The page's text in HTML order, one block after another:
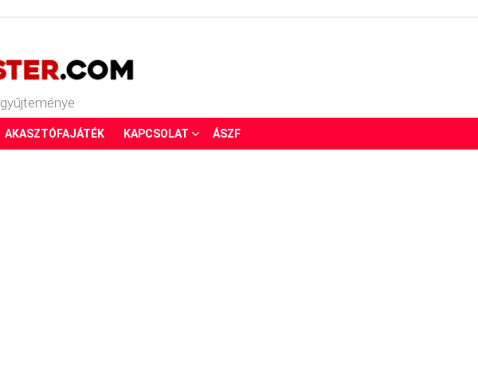
AKASZTÓFAJÁTÉK KAPCSOLAT ÁSZF